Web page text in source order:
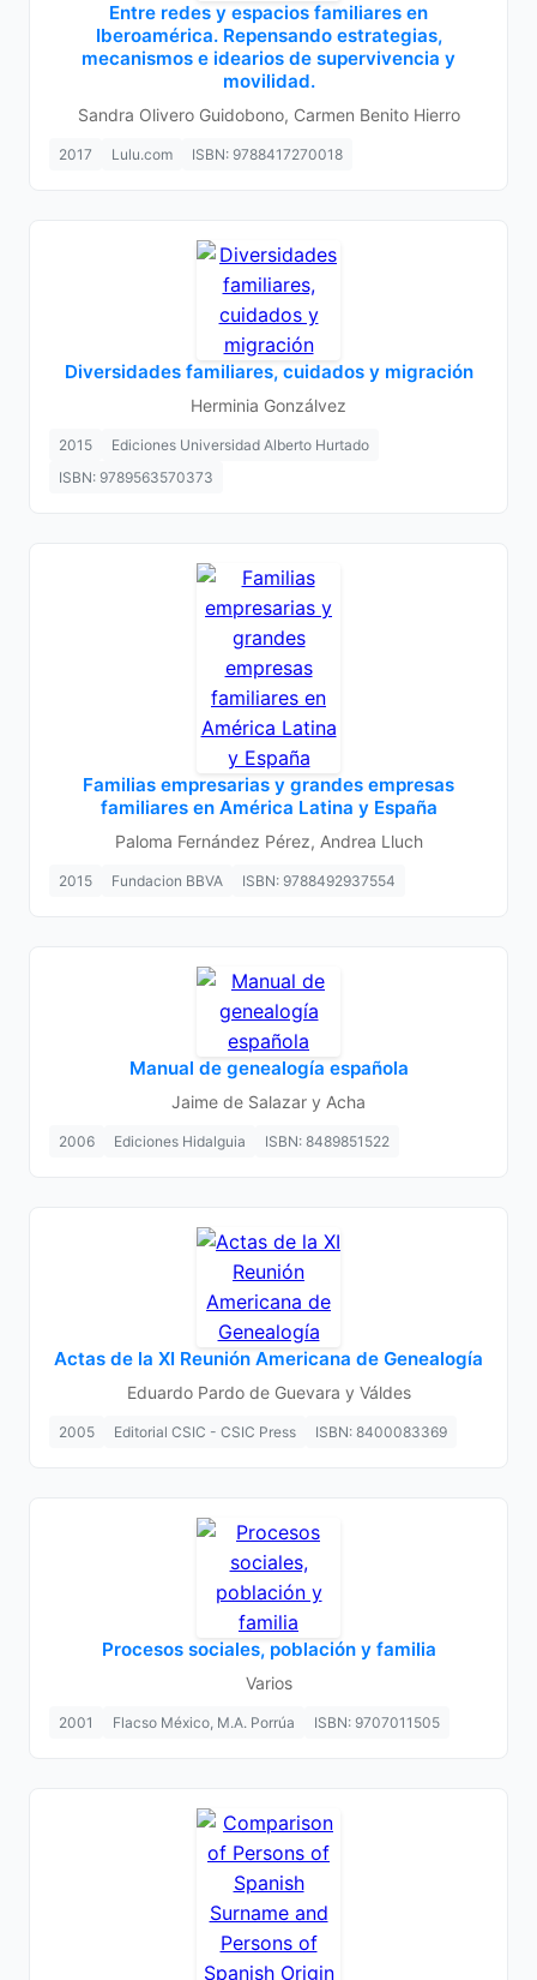
Entre redes y espacios familiares en
Iberoamérica. Repensando estrategias,
mecanismos e idearios de supervivencia y
movilidad.
Sandra Olivero Guidobono, Carmen Benito Hierro
2017 Lulu.com ISBN: 9788417270018
Diversidades familiares, cuidados y migración
Herminia Gonzálvez
2015
Ediciones Universidad Alberto Hurtado
ISBN: 9789563570373
Familias empresarias y grandes empresas
familiares en América Latina y España
Paloma Fernández Pérez, Andrea Lluch
2015 Fundacion BBVA ISBN: 9788492937554
Manual de genealogía española
Jaime de Salazar y Acha
2006 Ediciones Hidalguia ISBN: 8489851522
Actas de la XI Reunión Americana de Genealogía
Eduardo Pardo de Guevara y Váldes
2005 Editorial CSIC - CSIC Press ISBN: 8400083369
Procesos sociales, población y familia
Varios
2001 Flacso México, M.A. Porrúa ISBN: 9707011505